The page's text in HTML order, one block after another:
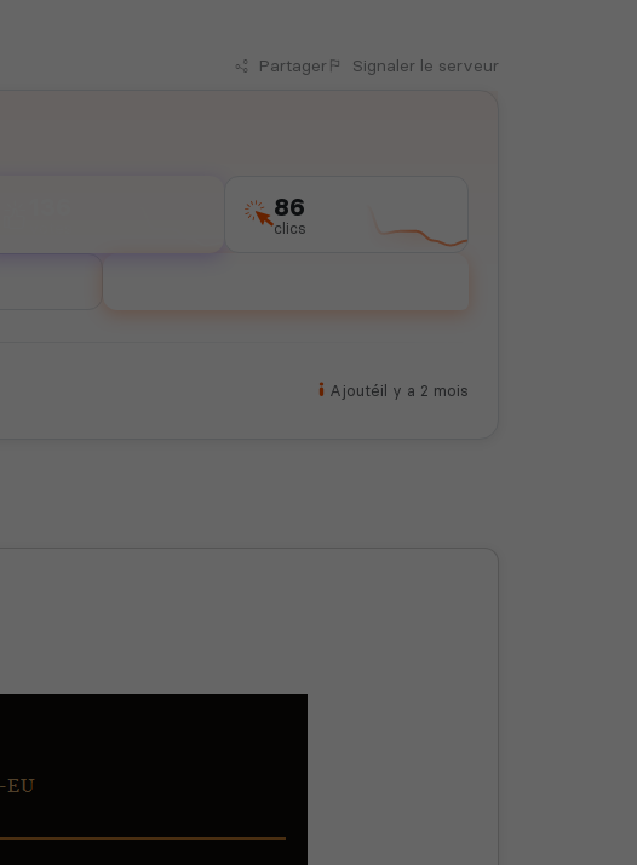
Partager Signaler le serveur
86
clics
Ajoutéil y a 2 mois